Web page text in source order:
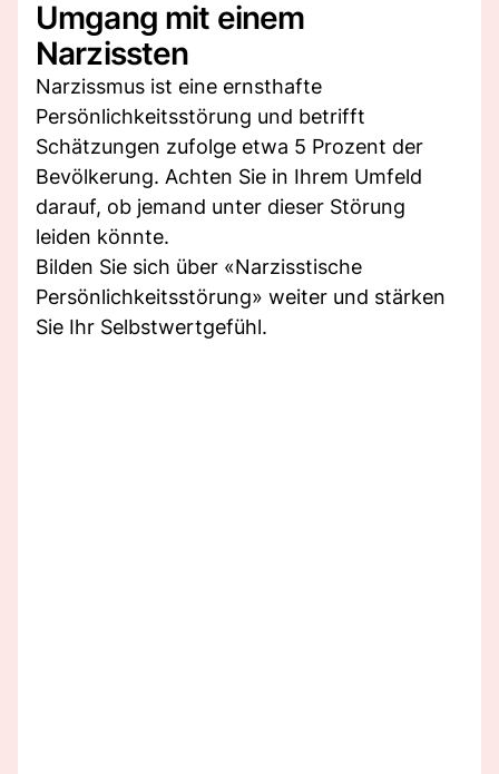
Umgang mit einem
Narzissten
Narzissmus ist eine ernsthafte
Persönlichkeitsstörung und betrifft
Schätzungen zufolge etwa 5 Prozent der
Bevölkerung. Achten Sie in Ihrem Umfeld
darauf, ob jemand unter dieser Störung
leiden könnte.
Bilden Sie sich über «Narzisstische
Persönlichkeitsstörung» weiter und stärken
Sie Ihr Selbstwertgefühl.